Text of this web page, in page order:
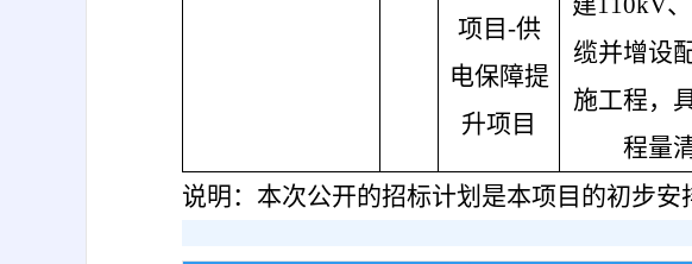
项目 -供
电保障提
升项目
缆并增设
施工程，
程量
说明：本次公开的招标计划是本项目的初步